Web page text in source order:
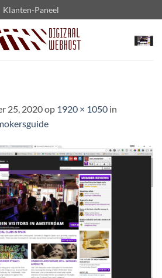
Klanten-Paneel
25, 2020op 1920 × 1050 in